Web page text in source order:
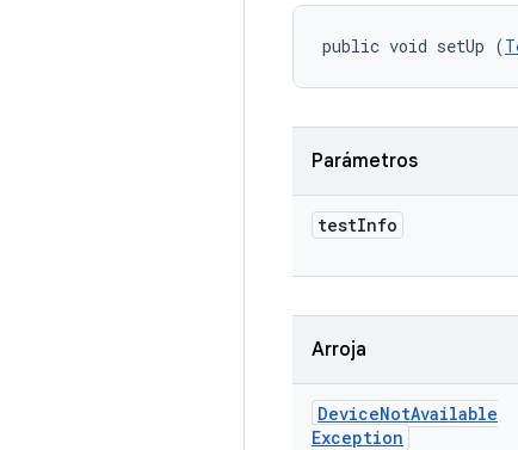
public void setUp (
Parámetros
testInfo
Arroja
DeviceNotAvailable
Exception